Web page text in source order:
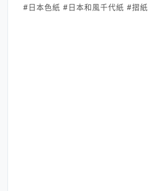
#日本色紙 #日本和風千代紙 #摺紙